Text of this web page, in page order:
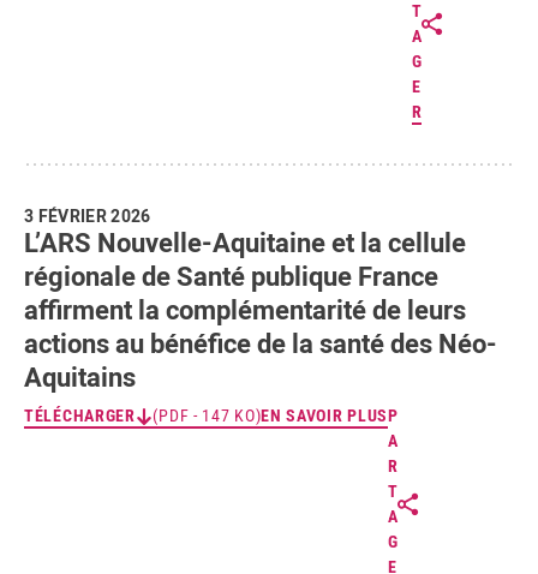
T
A
G
E
R
3 FÉVRIER 2026
L’ARS Nouvelle-Aquitaine et la cellule
régionale de Santé publique France
affirment la complémentarité de leurs
actions au bénéfice de la santé des Néo-
Aquitains
TÉLÉCHARGER (PDF - 147 KO)EN SAVOIR PLUSP
A
R
T
A
G
E